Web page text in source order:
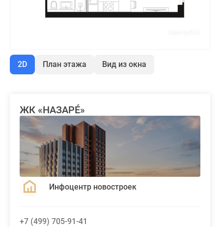
2D План этажа Вид из окна
ЖК «НАЗАРÉ»
Инфоцентр новостроек
+7 (499) 705-91-41